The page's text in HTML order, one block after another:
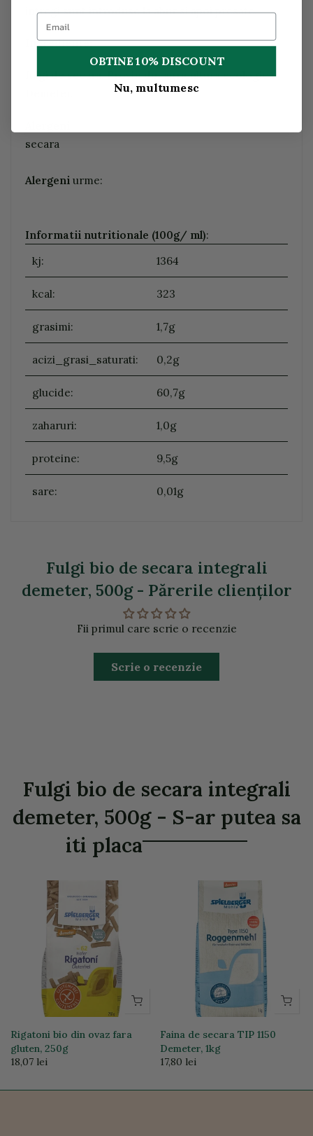
intregi sunt introduse la abur si apoi presate.
Ingrediente:
fulgi de secara. Provin din agricultura ecologica
secara
Alergeni urme:
Informatii nutritionale (100g/ ml):
kj:
1364
kcal: 323
grasimi: 1,7g
acizi_grasi_saturati: 0,2g
glucide: 60,7g
zaharuri: 1,0g
proteine: 9,5g
sare: 0,01g
Fulgi bio de secara integrali
demeter, 500g - Părerile clienţilor
Fii primul care scrie o recenzie
Scrie o recenzie
Fulgi bio de secara integrali
demeter, 500g - S-ar putea sa
iti placa
Rigatoni bio din ovaz fara
gluten, 250g
18,07 lei
Faina de secara TIP 1150
Demeter, 1kg
17,80 lei
OBTINE 10% DISCOUNT
Nu, multumesc